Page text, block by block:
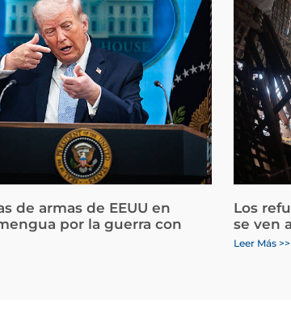
de armas de EEUU en
por la guerra con
Los
se ven
Leer Más >>